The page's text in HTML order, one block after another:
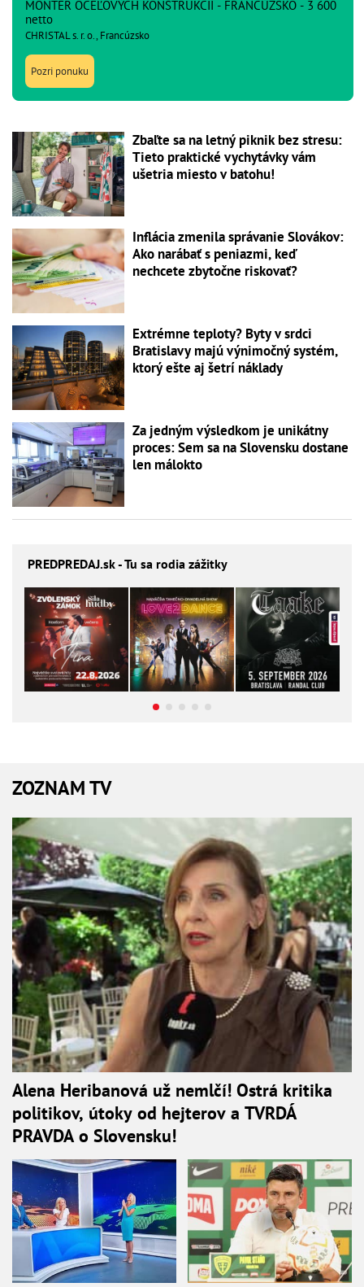
MONTÉR OCEĽOVÝCH KONŠTRUKCIÍ - FRANCÚZSKO - 3 600
netto
CHRISTAL s. r. o., Francúzsko
Pozri ponuku
Zbaľte sa na letný piknik bez stresu:
Tieto praktické vychytávky vám
ušetria miesto v batohu!
Inflácia zmenila správanie Slovákov:
Ako narábať s peniazmi, keď
nechcete zbytočne riskovať?
Extrémne teploty? Byty v srdci
Bratislavy majú výnimočný systém,
ktorý ešte aj šetrí náklady
Za jedným výsledkom je unikátny
proces: Sem sa na Slovensku dostane
len málokto
PREDPREDAJ.sk - Tu sa rodia zážitky
ZOZNAM TV
Alena Heribanová už nemlčí! Ostrá kritika
politikov, útoky od hejterov a TVRDÁ
PRAVDA o Slovensku!